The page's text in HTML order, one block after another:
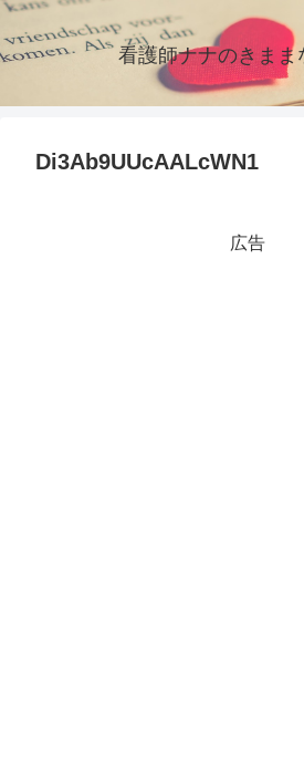
看護師ナナのきまま
Di3Ab9UUcAALcWN1
広告